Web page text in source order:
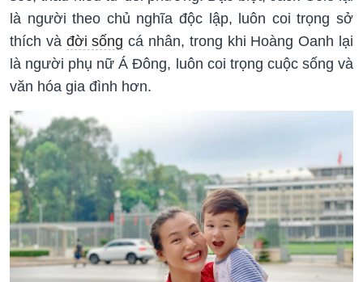
là người theo chủ nghĩa độc lập, luôn coi trọng sở
thích và đời sống cá nhân, trong khi Hoàng Oanh lại
là người phụ nữ Á Đông, luôn coi trọng cuộc sống và
văn hóa gia đình hơn.